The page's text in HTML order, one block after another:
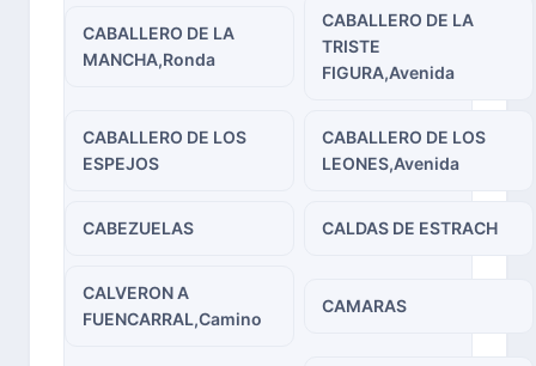
CABALLERO DE LA
MANCHA,Ronda
CABALLERO DE LA
TRISTE
FIGURA,Avenida
CABALLERO DE LOS
ESPEJOS
CABALLERO DE LOS
LEONES,Avenida
CABEZUELAS CALDAS DE ESTRACH
CALVERON A
FUENCARRAL,Camino
CAMARAS